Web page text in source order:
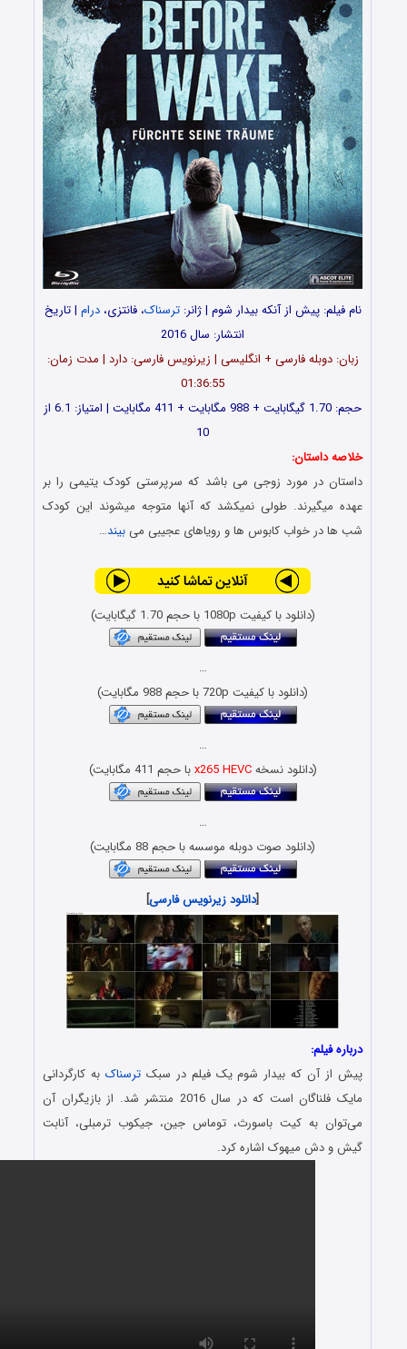
از آنکه بیدار شوم | ژانر:ترسناک ، فانتزی،درام| تاریخ
فارسی + انگلیسی | زیرنویس فارسی: دارد | مدت زمان:
حجم: 1.70 گیگابایت + 988 مگابایت + 411 مگابایت | امتیاز: 6.1 از
مورد زوجی می باشد که سرپرستی کودک یتیمی را بر
طولی نمیکشد که آنها متوجه میشوند این کودک
کابوس ها و رویاهای عجیبی میبیند…
x265 HEVCبا حجم 411 مگابایت)
(دانلود صوت دوبله موسسه با حجم 88 مگابایت)
دانلود زیرنویس فارسی]
که بیدار شوم یک فیلم در سبک ترسناکبه کارگردانی
مایک فلناگان است که در سال 2016 منتشر شد. از بازیگران آن
کیت باسورث، توماس جین، جیکوب ترمبلی، آنابت
اشاره کرد.